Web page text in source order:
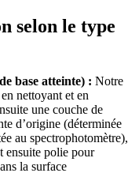
selon le type
base atteinte) : Notre
nettoyant et en
une couche de
d’origine (déterminée
au spectrophotomètre),
ensuite polie pour
la surface